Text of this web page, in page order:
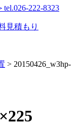
tel.026-222-8323
見積もり
> 20150426_w3hp-